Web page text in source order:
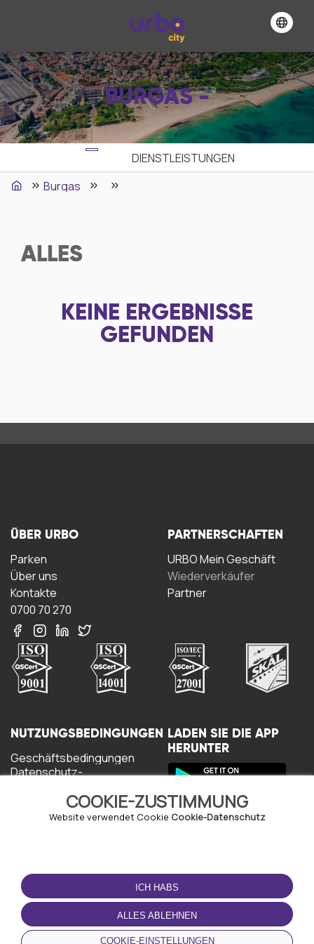
BURGAS -
DIENSTLEISTUNGEN
Burgas
ALLES
KEINE ERGEBNISSE
GEFUNDEN
COOKIE-ZUSTIMMUNG
Website verwendet Cookie Cookie-Datenschutz
ICH HABS
ALLES ABLEHNEN
COOKIE-EINSTELLUNGEN
ÜBER URBO
Parken
Über uns
Kontakte
0700 70 270
PARTNERSCHAFTEN
URBO Mein Geschäft
Wiederverkäufer
Partner
NUTZUNGSBEDINGUNGEN
Geschäftsbedingungen
Datenschutz-
Cookie-Richtlinie
Nutzungsbedingungen
LADEN SIE DIE APP
HERUNTER
© Copyright - URBO 2026